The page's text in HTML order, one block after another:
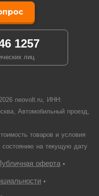
1257
лиц
neovolt.ru, ИНН:
Автомобильный проезд,
товаров и условия
состоянию на текущую дату
оферта•
•